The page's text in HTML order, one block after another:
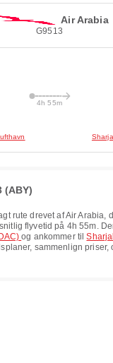
Air Arabia
G9513
4h 55m
(ABY)
rute drevet afAir Arabia,
flyvetid på 4h 55m.
og ankommer til
sammenlign